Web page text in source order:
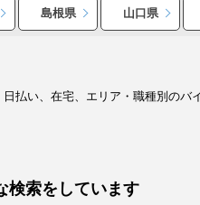
島根県 山口県
払い、在宅、エリア・職種別のバ
検索をしています